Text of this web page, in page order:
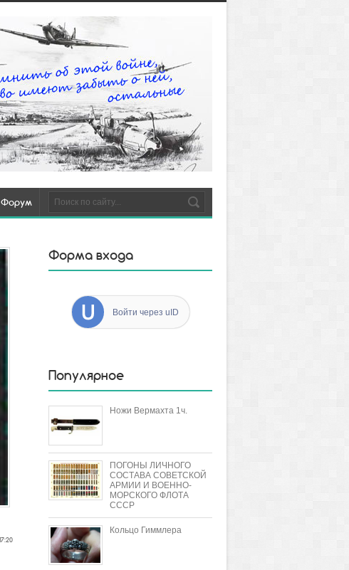
Форум
Так выглядели
17:20
Форма входа
Войти через uID
Популярное
Ножи Вермахта 1ч.
ПОГОНЫ ЛИЧНОГО
СОСТАВА СОВЕТСКОЙ
АРМИИ И ВОЕННО-
МОРСКОГО ФЛОТА
СССР
Кольцо Гиммлера